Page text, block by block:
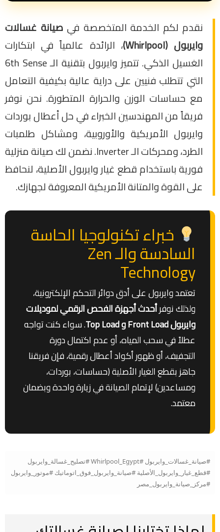
نقدم لكم الخدمة المتخصصة في صيانة غسالات
وايربول (Whirlpool)
، الرائدة عالمياً في ابتكارات
الغسيل الذكي. تتميز وايربول بتقنية الـ 6th Sense
التي تتطلب فنيين على دراية عالية بكيفية التعامل
مع حساسات الوزن والحرارة المتطورة. نحن نوفر
فريقاً من المهندسين الخبراء في حل أعطال بوردات
وايربول الأمريكية والأوروبية، ومشاكل طلمبات
الطرد، ومحركات الـ Inverter. نضمن لك صيانة منزلية
فورية باستخدام قطع غيار وايربول الأصلية، لنحافظ
على القوة والمتانة الأمريكية المعروفة لجهازك.
خبراء تكنولوجيا الحاسة
السادسة والـ Zen
Technology
تعتمد وايربول على أدق دوائر التحكم الإلكترونية،
ولذلك نوفرأحدث أجهزة الفحص الرقمي لموديلات
وايربول Front Load و Top Load
. سواء كنت تواجه
عطلاً في سحب المياه، أو عدم اكتمال دورة
التجفيف، أو ظهور أكواد أعطال رقمية، فإن فريقنا
جاهز بقطع الغيار الأصلية (حساسات، بوردات،
ومساعدين) لإتمام الصيانة في زيارة واحدة وبضمان
معتمد.
#صيانة_غسالات_وايربول #Whirlpool_Egypt #تصليح_غسالة_وايربول
#قطع_غيار_وايربول_الأصلية #صيانة_وايربول_فوق_اتوماتيك #موتور_وايربول
#مركز_صيانة_وايربول_مصر